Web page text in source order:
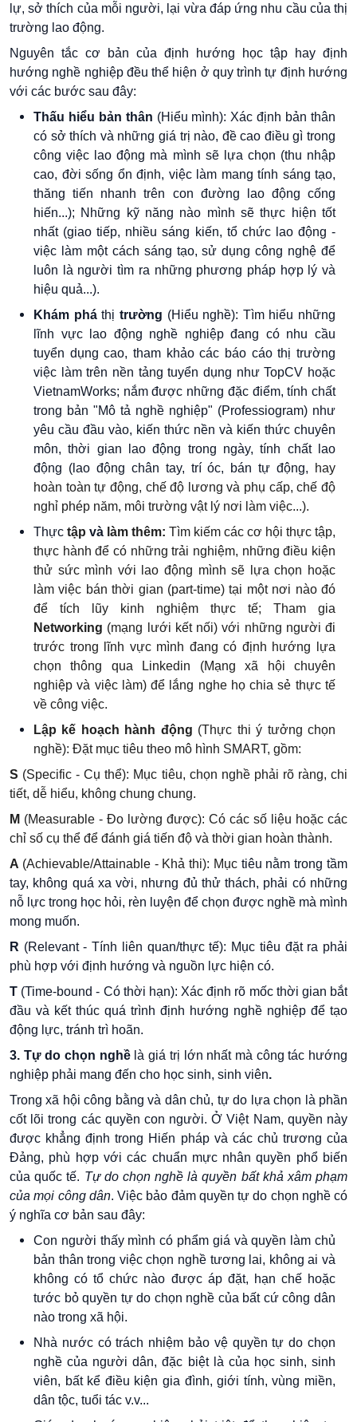
lự, sở thích của mỗi người, lại vừa đáp ứng nhu cầu của thị
trường lao động.
Nguyên tắc cơ bản của định hướng học tập hay định
hướng nghề nghiệp đều thể hiện ở quy trình tự định hướng
với các bước sau đây:
Thấu hiểu bản thân (Hiểu mình): Xác định bản thân
có sở thích và những giá trị nào, đề cao điều gì trong
công việc lao động mà mình sẽ lựa chọn (thu nhập
cao, đời sống ổn định, việc làm mang tính sáng tạo,
thăng tiến nhanh trên con đường lao động cống
hiến...); Những kỹ năng nào mình sẽ thực hiện tốt
nhất (giao tiếp, nhiều sáng kiến, tổ chức lao động -
việc làm một cách sáng tạo, sử dụng công nghệ để
luôn là người tìm ra những phương pháp hợp lý và
hiệu quả...).
Khám pháthị trường (Hiểu nghề): Tìm hiểu những
lĩnh vực lao động nghề nghiệp đang có nhu cầu
tuyển dụng cao, tham khảo các báo cáo thị trường
việc làm trên nền tảng tuyển dụng như TopCV hoặc
VietnamWorks; nắm được những đặc điểm, tính chất
trong bản "Mô tả nghề nghiệp" (Professiogram) như
yêu cầu đầu vào, kiến thức nền và kiến thức chuyên
môn, thời gian lao động trong ngày, tính chất lao
động (lao động chân tay, trí óc, bán tự động, hay
hoàn toàn tự động, chế độ lương và phụ cấp, chế độ
nghỉ phép năm, môi trường vật lý nơi làm việc...).
Thực tập và làm thêm: Tìm kiếm các cơ hội thực tập,
thực hành để có những trải nghiệm, những điều kiện
thử sức mình với lao động mình sẽ lựa chọn hoặc
làm việc bán thời gian (part-time) tại một nơi nào đó
để tích lũy kinh nghiệm thực tế; Tham gia
Networking (mạng lưới kết nối) với những người đi
trước trong lĩnh vực mình đang có định hướng lựa
chọn thông qua Linkedin (Mạng xã hội chuyên
nghiệp và việc làm) để lắng nghe họ chia sẻ thực tế
về công việc.
Lập kế hoạch hành động (Thực thi ý tưởng chọn
nghề): Đặt mục tiêu theo mô hình SMART, gồm:
S (Specific - Cụ thể): Mục tiêu, chọn nghề phải rõ ràng, chi
tiết, dễ hiểu, không chung chung.
M (Measurable - Đo lường được): Có các số liệu hoặc các
chỉ số cụ thể để đánh giá tiến độ và thời gian hoàn thành.
A (Achievable/Attainable - Khả thi): Mục tiêu nằm trongtầm
tay, không quá xa vời, nhưng đủ thử thách, phải có những
nỗ lực trong học hỏi, rèn luyện để chọn được nghề mà mình
mong muốn.
R (Relevant - Tính liên quan/thực tế): Mục tiêu đặt ra phải
phù hợp với định hướng và nguồn lực hiện có.
T (Time-bound - Có thời hạn): Xác định rõ mốc thời gian bắt
đầu và kết thúc quá trình định hướng nghề nghiệp để tạo
động lực, tránh trì hoãn.
3. Tự do chọn nghề là giá trị lớn nhất mà công tác hướng
nghiệp phải mang đến cho học sinh, sinh viên.
Trong xã hội công bằng và dân chủ, tự do lựa chọn là phần
cốt lõi trong các quyền con người. Ở Việt Nam, quyền này
được khẳng định trong Hiến pháp và các chủ trương của
Đảng, phù hợp với các chuẩn mực nhân quyền phổ biến
của quốc tế. Tự do chọn nghề là quyền bất khả xâm phạm
của mọi công dân. Việc bảo đảm quyền tự do chọn nghề có
ý nghĩa cơ bản sau đây:
Con người thấy mình có phẩm giá và quyền làm chủ
bản thân trong việc chọn nghề tương lai, không ai và
không có tổ chức nào được áp đặt, hạn chế hoặc
tước bỏ quyền tự do chọn nghề của bất cứ công dân
nào trong xã hội.
Nhà nước có trách nhiệm bảo vệ quyền tự do chọn
nghề của người dân, đặc biệt là của học sinh, sinh
viên, bất kể điều kiện gia đình, giới tính, vùng miền,
dân tộc, tuổi tác v.v...